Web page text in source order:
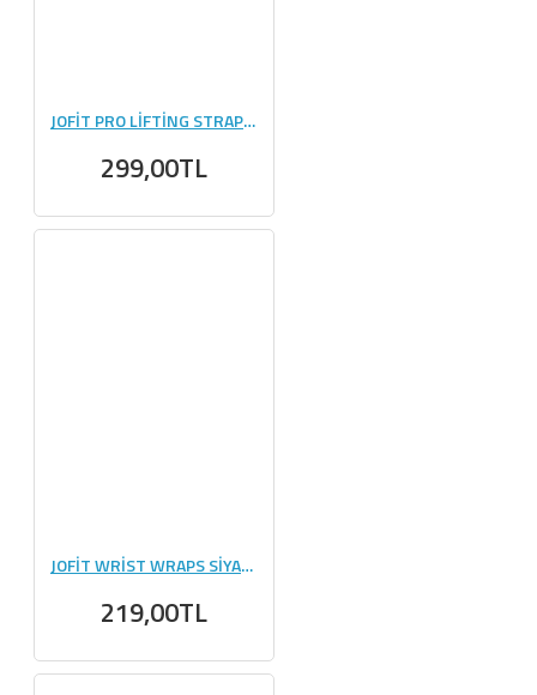
JOFİT PRO LİFTİNG STRAPS - NEON YEŞİL
299,00TL
JOFİT WRİST WRAPS SİYAH - TURUNCU
219,00TL